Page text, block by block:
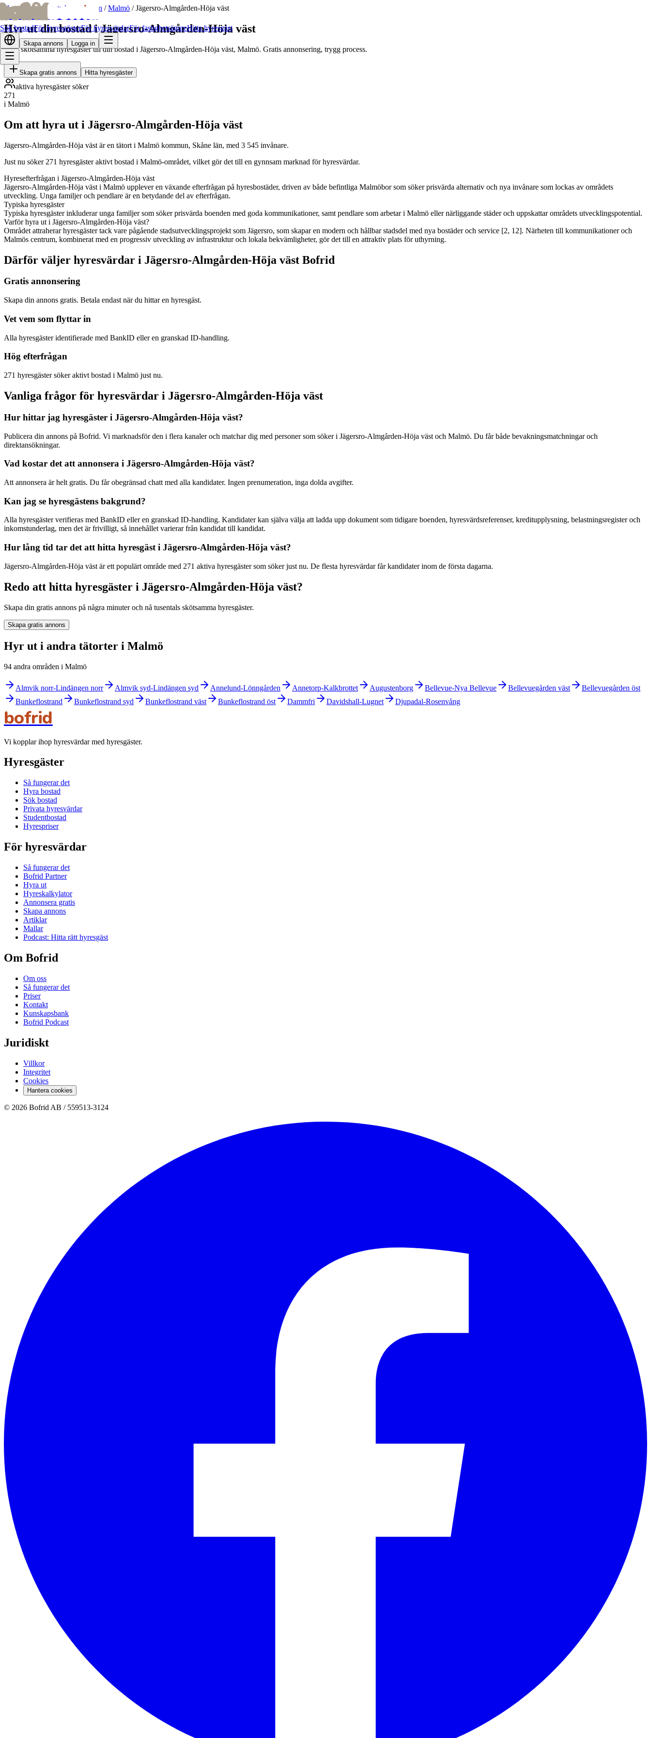
bofridbofrid
Sök bostadFör hyresgästerFör hyresvärdarFör fastighetsägareHitta hyresgäst
Skapa annons Logga in
Hem/ Hyr ut bostad Skåne län /Malmö /Jägersro-Almgården-Höja väst
Hyr ut din bostad i Jägersro-Almgården-Höja väst
Hitta skötsamma hyresgäster till din bostad i Jägersro-Almgården-Höja väst, Malmö. Gratis annonsering, trygg process.
Skapa gratis annons Hitta hyresgäster
aktiva hyresgäster söker
271
i Malmö
Om att hyra ut i Jägersro-Almgården-Höja väst
Jägersro-Almgården-Höja väst är en tätort i Malmö kommun, Skåne län, med 3 545 invånare.
Just nu söker 271 hyresgäster aktivt bostad i Malmö-området, vilket gör det till en gynnsam marknad för hyresvärdar.
Hyresefterfrågan i Jägersro-Almgården-Höja väst
Jägersro-Almgården-Höja väst i Malmö upplever en växande efterfrågan på hyresbostäder, driven av både befintliga Malmöbor som söker prisvärda alternativ och nya invånare som lockas av områdets
utveckling. Unga familjer och pendlare är en betydande del av efterfrågan.
Typiska hyresgäster
Typiska hyresgäster inkluderar unga familjer som söker prisvärda boenden med goda kommunikationer, samt pendlare som arbetar i Malmö eller närliggande städer och uppskattar områdets utvecklingspotential.
Varför hyra ut i Jägersro-Almgården-Höja väst?
Området attraherar hyresgäster tack vare pågående stadsutvecklingsprojekt som Jägersro, som skapar en modern och hållbar stadsdel med nya bostäder och service [2, 12]. Närheten till kommunikationer och
Malmös centrum, kombinerat med en progressiv utveckling av infrastruktur och lokala bekvämligheter, gör det till en attraktiv plats för uthyrning.
Därför väljer hyresvärdar i Jägersro-Almgården-Höja väst Bofrid
Gratis annonsering
Skapa din annons gratis. Betala endast när du hittar en hyresgäst.
Vet vem som flyttar in
Alla hyresgäster identifierade med BankID eller en granskad ID-handling.
Hög efterfrågan
271 hyresgäster söker aktivt bostad i Malmö just nu.
Vanliga frågor för hyresvärdar i Jägersro-Almgården-Höja väst
Hur hittar jag hyresgäster i Jägersro-Almgården-Höja väst?
Publicera din annons på Bofrid. Vi marknadsför den i flera kanaler och matchar dig med personer som söker i Jägersro-Almgården-Höja väst och Malmö. Du får både bevakningsmatchningar och
direktansökningar.
Vad kostar det att annonsera i Jägersro-Almgården-Höja väst?
Att annonsera är helt gratis. Du får obegränsad chatt med alla kandidater. Ingen prenumeration, inga dolda avgifter.
Kan jag se hyresgästens bakgrund?
Alla hyresgäster verifieras med BankID eller en granskad ID-handling. Kandidater kan själva välja att ladda upp dokument som tidigare boenden, hyresvärdsreferenser, kreditupplysning, belastningsregister och
inkomstunderlag, men det är frivilligt, så innehållet varierar från kandidat till kandidat.
Hur lång tid tar det att hitta hyresgäst i Jägersro-Almgården-Höja väst?
Jägersro-Almgården-Höja väst är ett populärt område med 271 aktiva hyresgäster som söker just nu. De flesta hyresvärdar får kandidater inom de första dagarna.
Redo att hitta hyresgäster i Jägersro-Almgården-Höja väst?
Skapa din gratis annons på några minuter och nå tusentals skötsamma hyresgäster.
Skapa gratis annons
Hyr ut i andra tätorter i Malmö
94 andra områden i Malmö
Almvik norr-Lindängen norr Almvik syd-Lindängen syd Annelund-Lönngården Annetorp-Kalkbrottet Augustenborg Bellevue-Nya Bellevue Bellevuegården väst
Bellevuegården öst
Bunkeflostrand
Bunkeflostrand syd Bunkeflostrand väst Bunkeflostrand öst Dammfri Davidshall-Lugnet Djupadal-Rosenvång
bofrid
Vi kopplar ihop hyresvärdar med hyresgäster.
Hyresgäster
Så fungerar det
Hyra bostad
Sök bostad
Privata hyresvärdar
Studentbostad
Hyrespriser
För hyresvärdar
Så fungerar det
Bofrid Partner
Hyra ut
Hyreskalkylator
Annonsera gratis
Skapa annons
Artiklar
Mallar
Podcast: Hitta rätt hyresgäst
Om Bofrid
Om oss
Så fungerar det
Priser
Kontakt
Kunskapsbank
Bofrid Podcast
Juridiskt
Villkor
Integritet
Cookies
Hantera cookies
© 2026 Bofrid AB / 559513-3124